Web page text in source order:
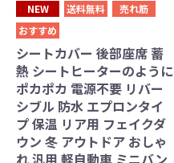
NEW 送料無料
売れ筋
おすすめ
シートカバー 後部座席 蓄
熱 シートヒーターのように
ポカポカ 電源不要 リバー
シブル 防水 エプロンタイ
プ 保温 リア用 フェイクダ
ウン 冬 アウトドア おしゃ
れ 汎用 軽自動車 ミニバン